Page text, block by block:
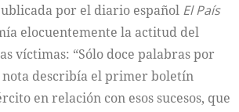
por el diario español El País
elocuentemente la actitud del
víctimas: “Sólo doce palabras por
nota describía el primer boletín
en relación con esos sucesos, que